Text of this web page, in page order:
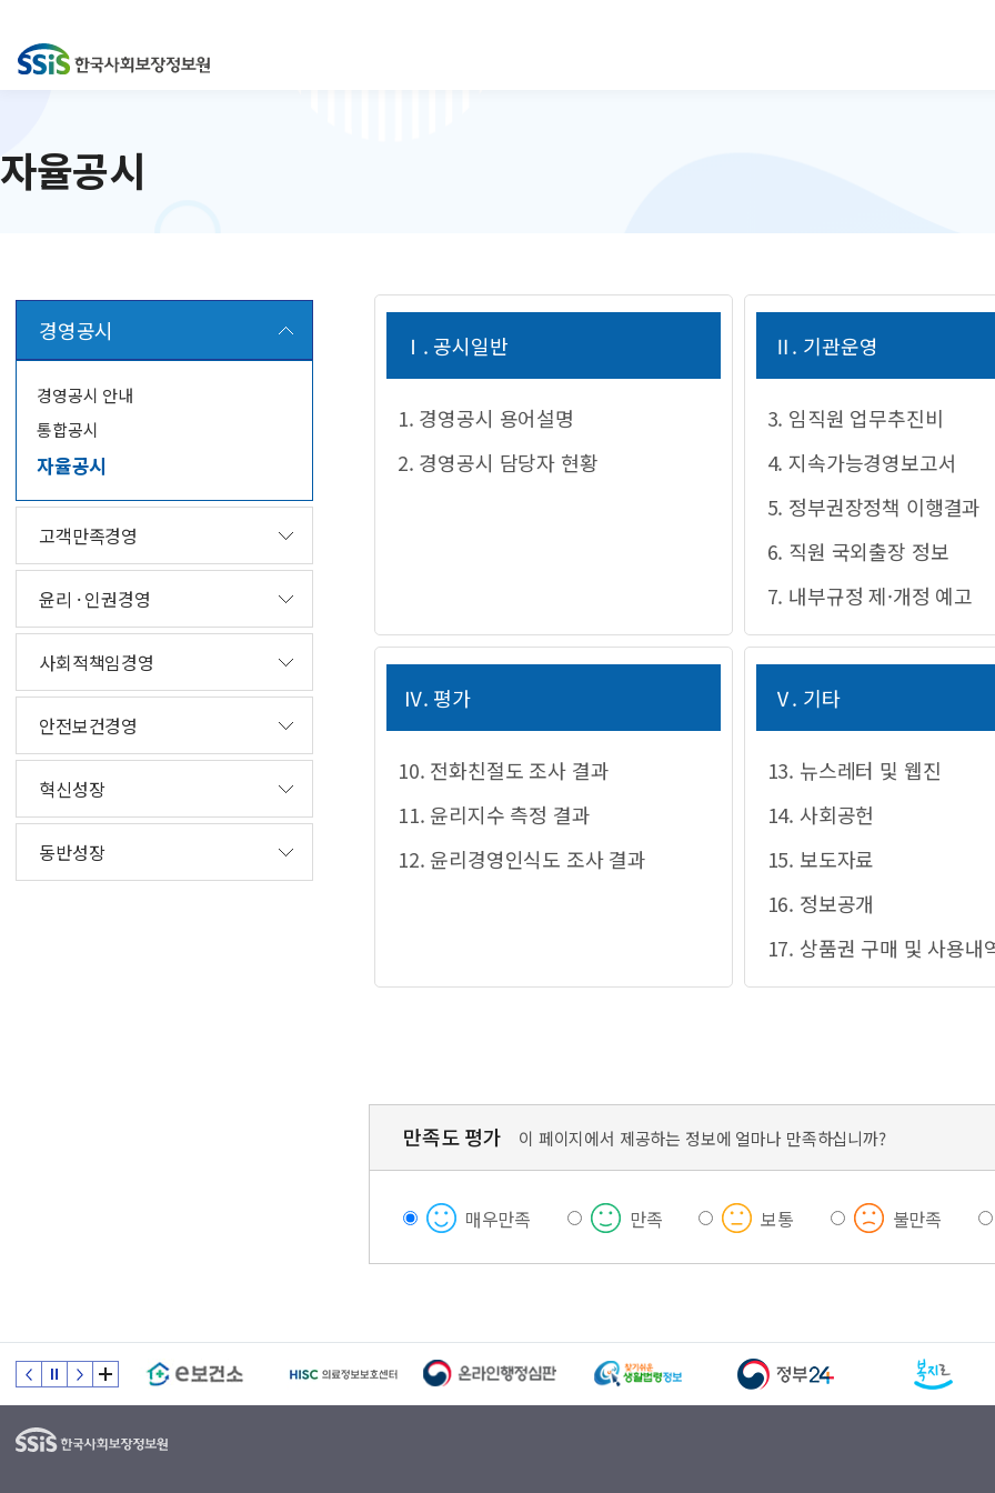
자율공시
경영공시
경영공시 안내
통합공시
자율공시
고객만족경영
윤리 · 인권경영
사회적책임경영
안전보건경영
혁신성장
동반성장
Ⅰ. 공시일반
1. 경영공시 용어설명
2. 경영공시 담당자 현황
Ⅱ. 기관운영
3. 임직원 업무추진비
4. 지속가능경영보고서
5. 정부권장정책 이행결과
6. 직원 국외출장 정보
7. 내부규정 제·개정 예고
Ⅳ. 평가
10. 전화친절도 조사 결과
11. 윤리지수 측정 결과
12. 윤리경영인식도 조사 결과
Ⅴ. 기타
13. 뉴스레터 및 웹진
14. 사회공헌
15. 보도자료
16. 정보공개
17. 상품권 구매 및 사용내
만족도 평가 이 페이지에서 제공하는 정보에 얼마나 만족하십니까?
매우만족 만족 보통 불만족